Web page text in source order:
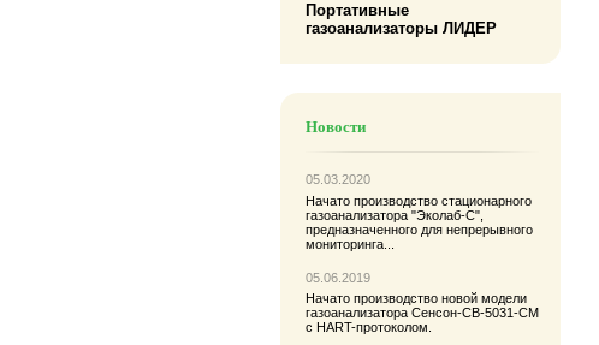
Портативные
газоанализаторы ЛИДЕР
Новости
05.03.2020
Начато производство стационарного
газоанализатора "Эколаб-С"
предназначенного для непрерывного
мониторинга...
05.06.2019
Начато производство новой модели
газоанализатора Сенсон-СВ-5031-СМ
с HART-протоколом.